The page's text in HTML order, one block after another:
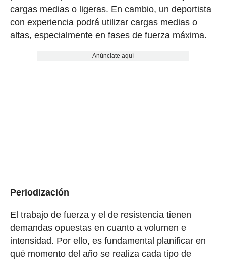
cargas medias o ligeras. En cambio, un deportista
con experiencia podrá utilizar cargas medias o
altas, especialmente en fases de fuerza máxima.
Anúnciate aquí
Periodización
El trabajo de fuerza y el de resistencia tienen
demandas opuestas en cuanto a volumen e
intensidad. Por ello, es fundamental planificar en
qué momento del año se realiza cada tipo de